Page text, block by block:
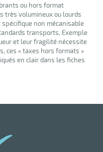
ou hors format
très volumineux ou lourds
non mécanisable
transports. Exemple
et leur fragilité nécessite
ces « taxes hors formats »
en clair dans les fiches